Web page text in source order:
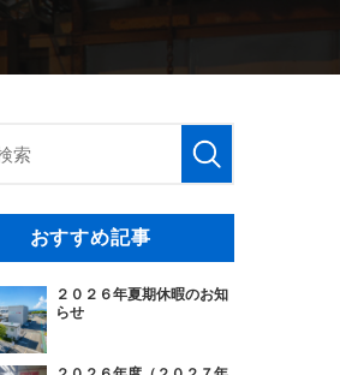
おすすめ記事
２０２６年夏期休暇のお知
らせ